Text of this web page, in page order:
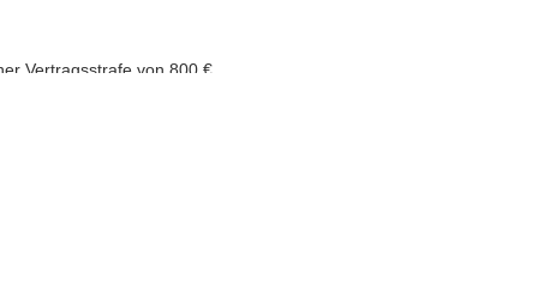
Füllmustern kann ich keine Garantie
Vertragsstrafe von 800 €.